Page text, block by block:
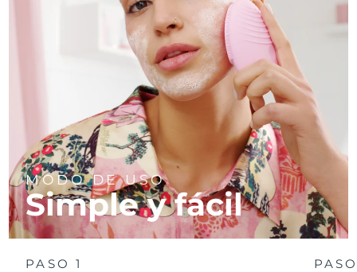
MODO DE USO
Simple y fácil
PASO 1